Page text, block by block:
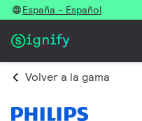
España - Español
Volver a la gama